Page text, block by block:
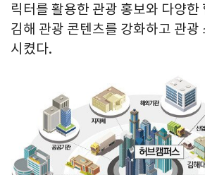
릭터를 활용한 관광 홍보와 다양한
김해 관광 콘텐츠를 강화하고 관광
시켰다.